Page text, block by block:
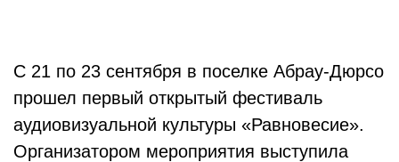
С 21 по 23 сентября в поселке Абрау-Дюрсо
прошел первый открытый фестиваль
аудиовизуальной культуры «Равновесие».
Организатором мероприятия выступила